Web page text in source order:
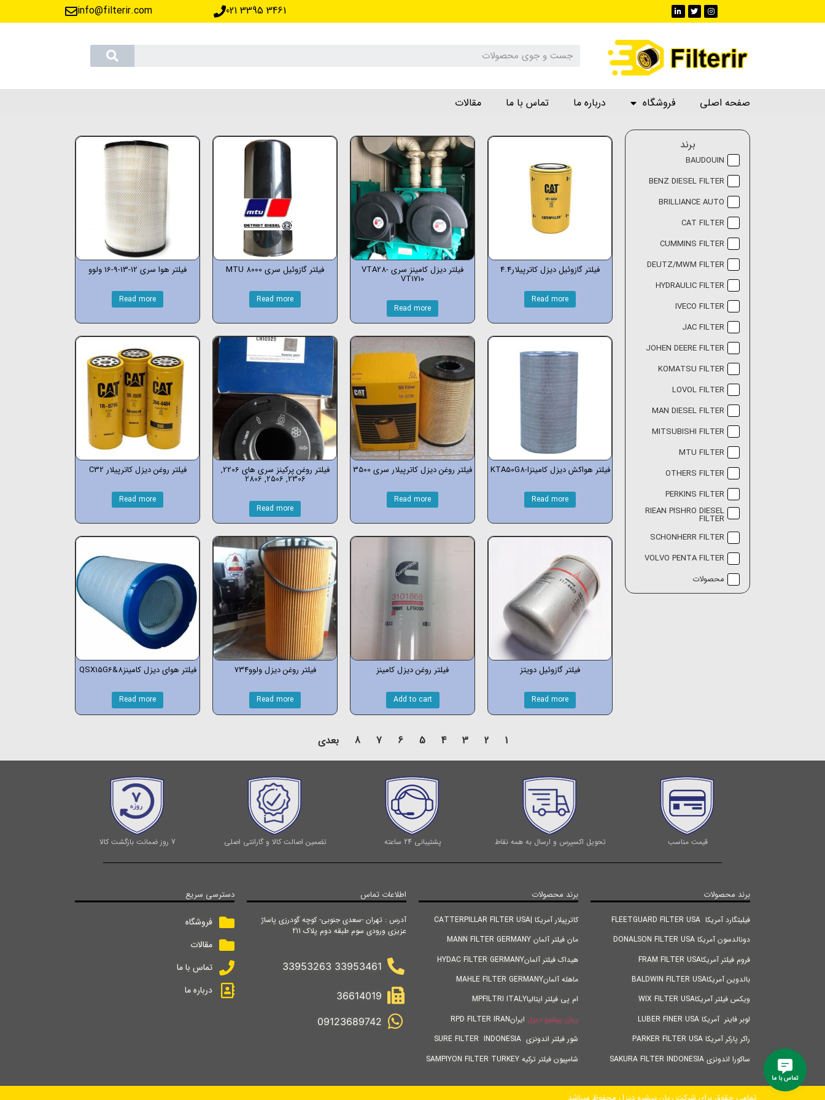
‪021 3395 3461
info@filterir.com
صفحه اصلی فروشگاه درباره ما تماس با ما مقالات
برند
BAUDOUIN
BENZ DIESEL FILTER
BRILLIANCE AUTO
CAT FILTER
CUMMINS FILTER
DEUTZ/MWM FILTER
HYDRAULIC FILTER
IVECO FILTER
JAC FILTER
JOHEN DEERE FILTER
KOMATSU FILTER
LOVOL FILTER
MAN DIESEL FILTER
MITSUBISHI FILTER
MTU FILTER
OTHERS FILTER
PERKINS FILTER
RIEAN PISHRO DIESEL
FILTER
SCHONHERR FILTER
VOLVO PENTA FILTER
محصولات
فیلتر گازوئیل دیزل کاترپیلار4.4
Read more
فیلتر دیزل کامینز سری VTA28-
VT1710
Read more
فیلتر گازوئیل سری 8000 MTU
Read more
فیلتر هوا سری 12-13-9-16 ولوو
Read more
فیلتر هواکش دیزل کامینزKTA50G8-I
Read more
فیلتر روغن دیزل کاترپیلار سری 3500
Read more
فیلتر روغن پرکینز سری های 2206,
2306, 2506, 2806
Read more
فیلتر روغن دیزل کاترپیلار C32
Read more
فیلتر گازوئیل دویتز
Read more
فیلتر روغن دیزل کامینز
Add to cart
فیلتر روغن دیزل ولوو734
Read more
فیلتر هوای دیزل کامینزQSX15G6&8
Read more
1
2
3
4
5
6
7
8 بعدی
قیمت مناسب تحویل اکسپرس و ارسال به همه نقاط پشتیبانی 24 ساعته تضمین اصالت کالا و گارانتی اصلی 7 روز ضمانت بازگشت کالا
برند محصولات
فیلیتگارد آمریکا FLEETGUARD FILTER USA
دونالدسون آمریکا DONALSON FILTER USA
فروم فیلتر آمریکاFRAM FILTER USA
بالدوین آمریکاBALDWIN FILTER USA
ویکس فیلتر آمریکاWIX FILTER USA
لوبر فاینر آمریکا LUBER FINER USA
راکر پارکر آمریکا PARKER FILTER USA
ساکورا اندونزی SAKURA FILTER INDONESIA
برند محصولات
کاترپیلار آمریکا |CATTERPILLAR FILTER USA
مان فیلتر آلمان MANN FILTER GERMANY
هیداک فیلتر آلمانHYDAC FILTER GERMANY
ماهله آلمانMAHLE FILTER GERMANY
ام پی فیلتر ایتالیاMPFILTRI ITALY
ریان پیشرو دیزل ایرانRPD FILTER IRAN
شور فیلتر اندونزی SURE FILTER INDONESIA
شامپیون فیلتر ترکیه SAMPIYON FILTER TURKEY
اطلاعات تماس
آدرس : تهران -سعدی جنوبی- کوچه گودرزی پاساژ
عزیزی ورودی سوم طبقه دوم پلاک 211
33953461 33953263
36614019
09123689742
دسترسی سریع
فروشگاه
مقالات
تماس با ما
درباره ما
تماس با ما